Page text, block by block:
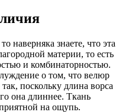
наверняка знаете, что эта
материи, то есть
и комбинаторностью.
о том, что велюр
поскольку длина ворса
она длиннее. Ткань
на ощупь.